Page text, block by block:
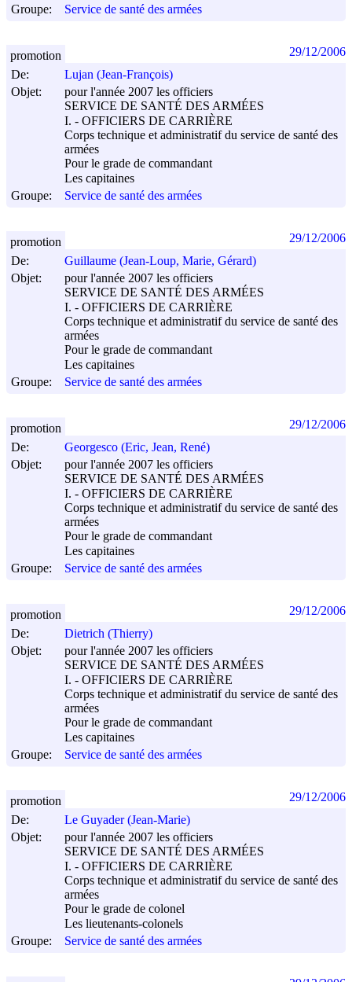
Groupe:
Service de santé des armées
De:
Lujan (Jean-François)
Objet:
pour l'année 2007 les officiers
SERVICE DE SANTÉ DES ARMÉES
I. - OFFICIERS DE CARRIÈRE
Corps technique et administratif du service de santé des
armées
Pour le grade de commandant
Les capitaines
Groupe:
Service de santé des armées
promotion 29/12/2006
De:
Guillaume (Jean-Loup, Marie, Gérard)
Objet:
pour l'année 2007 les officiers
SERVICE DE SANTÉ DES ARMÉES
I. - OFFICIERS DE CARRIÈRE
Corps technique et administratif du service de santé des
armées
Pour le grade de commandant
Les capitaines
Groupe:
Service de santé des armées
promotion 29/12/2006
De:
Georgesco (Eric, Jean, René)
Objet:
pour l'année 2007 les officiers
SERVICE DE SANTÉ DES ARMÉES
I. - OFFICIERS DE CARRIÈRE
Corps technique et administratif du service de santé des
armées
Pour le grade de commandant
Les capitaines
Groupe:
Service de santé des armées
promotion 29/12/2006
De:
Dietrich (Thierry)
Objet:
pour l'année 2007 les officiers
SERVICE DE SANTÉ DES ARMÉES
I. - OFFICIERS DE CARRIÈRE
Corps technique et administratif du service de santé des
armées
Pour le grade de commandant
Les capitaines
Groupe:
Service de santé des armées
promotion 29/12/2006
De:
Le Guyader (Jean-Marie)
Objet:
pour l'année 2007 les officiers
SERVICE DE SANTÉ DES ARMÉES
I. - OFFICIERS DE CARRIÈRE
Corps technique et administratif du service de santé des
armées
Pour le grade de colonel
Les lieutenants-colonels
Groupe:
Service de santé des armées
promotion 29/12/2006